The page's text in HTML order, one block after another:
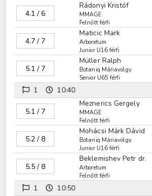
4.1 / 6
Rádonyi Kristóf
MMAGE
Felnőtt férfi
4.7 / 7
Maticic Mark
Arboretum
Junior U16 férfi
5.1 / 7
Müller Ralph
Botaniq Máriavölgy
Senior U65 férfi
1 10:40
5.1 / 7
Meznerics Gergely
MMAGE
Felnőtt férfi
5.2 / 8
Mohácsi Márk Dávid
Botaniq Máriavölgy
Junior U16 férfi
5.5 / 8
Beklemishev Petr dr.
Arboretum
Felnőtt férfi
1 10:50